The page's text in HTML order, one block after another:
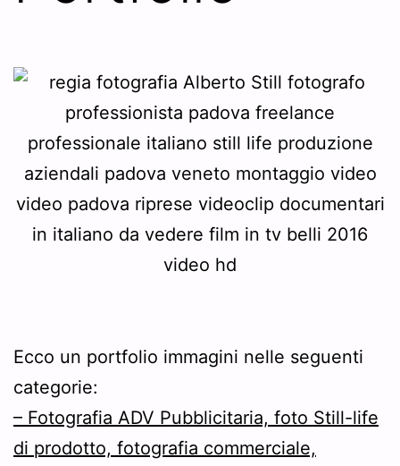
Ecco un portfolio immagini nelle seguenti
categorie:
– Fotografia ADV Pubblicitaria, foto Still-life
di prodotto, fotografia commerciale,